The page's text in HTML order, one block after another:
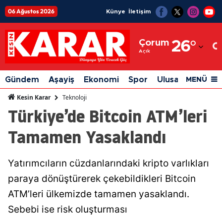
06 Ağustos 2026 Künye İletişim
Çorum
Açık 26°
Adıyaman
Afyonkarahisar
Ağrı
Amasya
Ankara
Artvin
Aydın
Gündem Aşayiş Ekonomi Spor Ulusal Siyaset
MENÜ
Kesin Karar Teknoloji
Türkiye’de Bitcoin ATM’leri
Tamamen Yasaklandı
Yatırımcıların cüzdanlarındaki kripto varlıkları
paraya dönüştürerek çekebildikleri Bitcoin
ATM’leri ülkemizde tamamen yasaklandı.
Sebebi ise risk oluşturması